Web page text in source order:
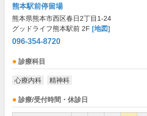
熊本駅前停留場
熊本県熊本市西区春日2丁目1-24
グッドライフ熊本駅前 2F [地図]
096-354-8720
診療科目
心療内科 精神科
診療/受付時間・休診日